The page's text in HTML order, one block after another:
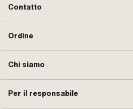
Contatto
Ordine
Chi siamo
Per il responsabile